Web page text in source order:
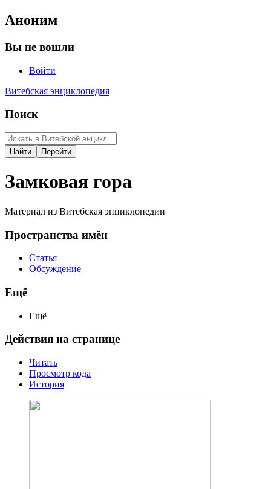
Аноним
Вы не вошли
Войти
Витебская энциклопедия
Поиск
Замковая гора
Материал из Витебская энциклопедии
Пространства имён
Статья
Обсуждение
Ещё
Ещё
Действия на странице
Читать
Просмотр кода
История